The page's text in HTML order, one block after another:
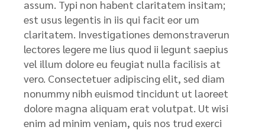
assum. Typi non habent claritatem insitam;
est usus legentis in iis qui facit eor um
claritatem. Investigationes demonstraverun
lectores legere me lius quod ii legunt saepius
vel illum dolore eu feugiat nulla facilisis at
vero. Consectetuer adipiscing elit, sed diam
nonummy nibh euismod tincidunt ut laoreet
dolore magna aliquam erat volutpat. Ut wisi
enim ad minim veniam, quis nos trud exerci